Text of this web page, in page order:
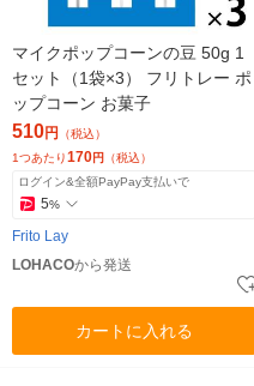
マイクポップコーンの豆 50g 1
セット（1袋×3） フリトレー ポ
ップコーン お菓子
510円
（税込）
1つあたり170円 （税込）
ログイン&全額PayPay支払いで
5%
Frito Lay
LOHACOから発送
カートに入れる